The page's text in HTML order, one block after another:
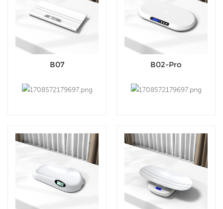
B07 B02-Pro